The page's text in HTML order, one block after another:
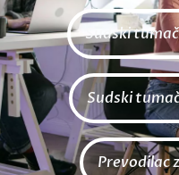
Sudski
Sudski
Prevodilac